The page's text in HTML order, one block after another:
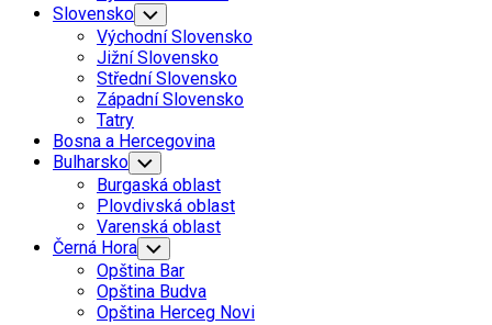
Slovensko Toggle
Child
Menu
Východní Slovensko
Jižní Slovensko
Střední Slovensko
Západní Slovensko
Tatry
Bosna a Hercegovina
Bulharsko Toggle
Child
Menu
Burgaská oblast
Plovdivská oblast
Varenská oblast
Černá Hora Toggle
Child
Menu
Opština Bar
Opština Budva
Opština Herceg Novi